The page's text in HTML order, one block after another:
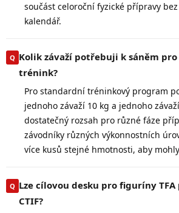
součást celoroční fyzické přípravy
kalendář.
Kolik závaží potřebuji k sáněm
trénink?
Pro standardní tréninkový program
jednoho závaží 10 kg a jednoho
dostatečný rozsah pro různé fáze
závodníky různých výkonnostních
více kusů stejné hmotnosti, aby
Lze cílovou desku pro figuríny
CTIF?